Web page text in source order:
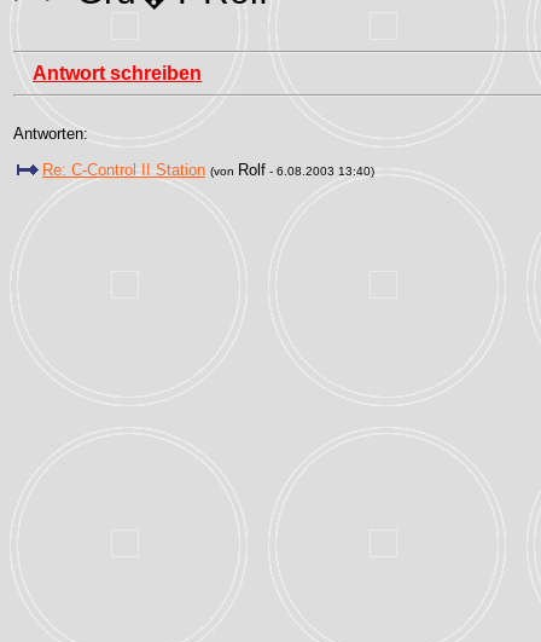
Antwort schreiben
Antworten:
Re: C-Control II Station (von Rolf - 6.08.2003 13:40)